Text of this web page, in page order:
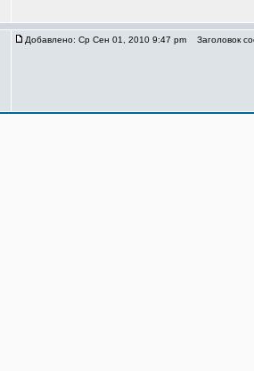
Добавлено: Ср Сен 01, 2010 9:47 pm Заголовок